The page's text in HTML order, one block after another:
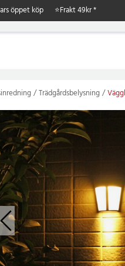
öppet köp ⭐Frakt 49kr *
Trädgårdsbelysning